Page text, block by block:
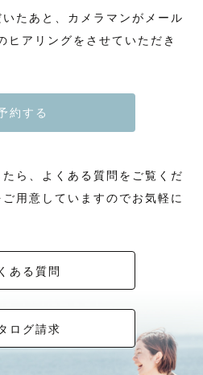
たあと、カメラマンがメール
ヒアリングをさせていただき
約する
ら、よくある質問をご覧くだ
用意していますのでお気軽に
ある質問
ログ請求